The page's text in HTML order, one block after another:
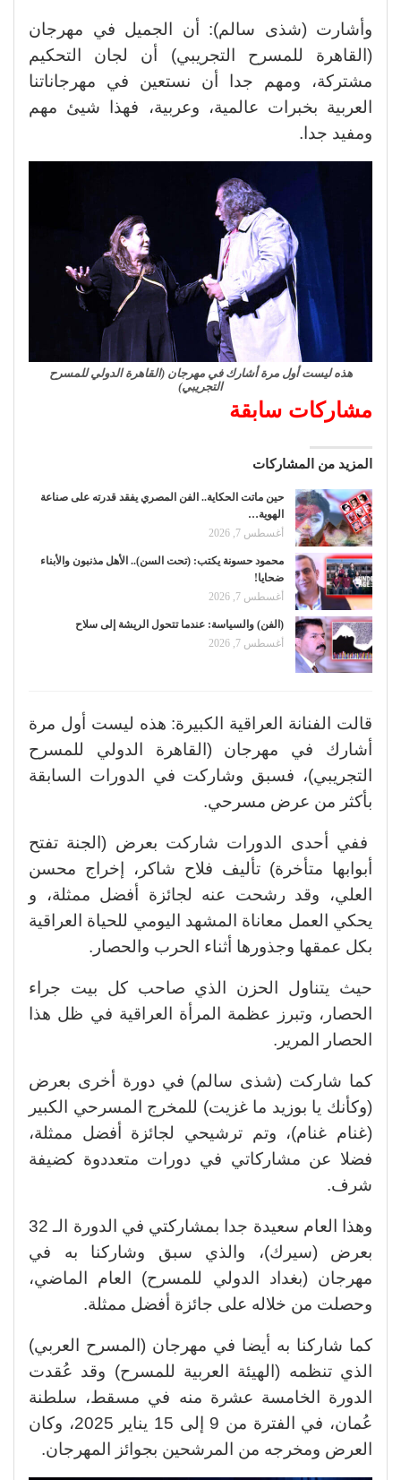
وأشارت (شذى سالم): أن الجميل في مهرجان
(القاهرة للمسرح التجريبي) أن لجان التحكيم
مشتركة، ومهم جدا أن نستعين في مهرجاناتنا
العربية بخبرات عالمية، وعربية، فهذا شيئ مهم
ومفيد جدا.
هذه ليست أول مرة أشارك في مهرجان (القاهرة الدولي للمسرح
التجريبي)
مشاركات سابقة
المزيد من المشاركات
حين ماتت الحكاية.. الفن المصري يفقد قدرته على صناعة
الهوية…
أغسطس 7, 2026
محمود حسونة يكتب: (تحت السن).. الأهل مذنبون والأبناء
ضحايا!
أغسطس 7, 2026
(الفن) والسياسة: عندما تتحول الريشة إلى سلاح
أغسطس 7, 2026
قالت الفنانة العراقية الكبيرة: هذه ليست أول مرة
أشارك في مهرجان (القاهرة الدولي للمسرح
التجريبي)، فسبق وشاركت في الدورات السابقة
بأكثر من عرض مسرحي.
ففي أحدى الدورات شاركت بعرض (الجنة تفتح
أبوابها متأخرة) تأليف فلاح شاكر، إخراج محسن
العلي، وقد رشحت عنه لجائزة أفضل ممثلة، و
يحكي العمل معاناة المشهد اليومي للحياة العراقية
بكل عمقها وجذورها أثناء الحرب والحصار.
حيث يتناول الحزن الذي صاحب كل بيت جراء
الحصار، وتبرز عظمة المرأة العراقية في ظل هذا
الحصار المرير.
كما شاركت (شذى سالم) في دورة أخرى بعرض
(وكأنك يا بوزيد ما غزيت) للمخرج المسرحي الكبير
(غنام غنام)، وتم ترشيحي لجائزة أفضل ممثلة،
فضلا عن مشاركاتي في دورات متعددوة كضيفة
شرف.
وهذا العام سعيدة جدا بمشاركتي في الدورة الـ 32
بعرض (سيرك)، والذي سبق وشاركنا به في
مهرجان (بغداد الدولي للمسرح) العام الماضي،
وحصلت من خلاله على جائزة أفضل ممثلة.
كما شاركنا به أيضا في مهرجان (المسرح العربي)
الذي تنظمه (الهيئة العربية للمسرح) وقد عُقدت
الدورة الخامسة عشرة منه في مسقط، سلطنة
عُمان، في الفترة من 9 إلى 15 يناير 2025، وكان
العرض ومخرجه من المرشحين بجوائز المهرجان.